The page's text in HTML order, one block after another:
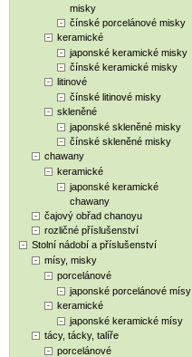
misky
čínské porcelánové misky
keramické
japonské keramické misky
čínské keramické misky
litinové
čínské litinové misky
skleněné
japonské skleněné misky
čínské skleněné misky
chawany
keramické
japonské keramické
chawany
čajový obřad chanoyu
rozličné příslušenství
Stolní nádobí a příslušenství
mísy, misky
porcelánové
japonské porcelánové mísy
keramické
japonské keramické mísy
tácy, tácky, talíře
porcelánové